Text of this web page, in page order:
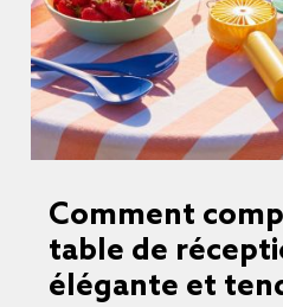
Comment
table de
élégante et